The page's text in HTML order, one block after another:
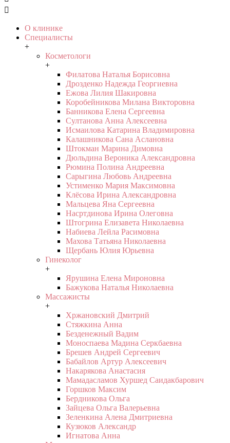

О клинике
Специалисты
+
Косметологи
+
Филатова Наталья Борисовна
Дрозденко Надежда Георгиевна
Ежова Лилия Шакировна
Коробейникова Милана Викторовна
Банникова Елена Сергеевна
Султанова Анна Алексеевна
Исмаилова Катарина Владимировна
Калашникова Сана Аслановна
Штокман Марина Димовна
Дюльдина Вероника Александровна
Рюмина Полина Андреевна
Сарыгина Любовь Андреевна
Устименко Мария Максимовна
Клёсова Ирина Александровна
Мальцева Яна Сергеевна
Насртдинова Ирина Олеговна
Штогрина Елизавета Николаевна
Набиева Лейла Расимовна
Махова Татьяна Николаевна
Щербань Юлия Юрьевна
Гинеколог
+
Ярушина Елена Мироновна
Бажукова Наталья Николаевна
Массажисты
+
Хржановский Дмитрий
Стяжкина Анна
Безденежный Вадим
Моноспаева Мадина Серкбаевна
Брешев Андрей Сергеевич
Бабайлов Артур Алексеевич
Накарякова Анастасия
Мамадасламов Хуршед Саидакбарович
Горшков Максим
Бердникова Ольга
Зайцева Ольга Валерьевна
Зеленкина Алена Дмитриевна
Кузюков Александр
Игнатова Анна